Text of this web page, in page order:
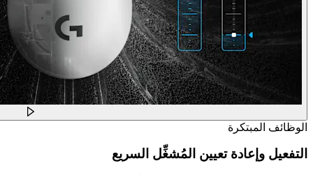
الوظائف المبتكرة
التفعيل وإعادة تعيين المُشغِّل السريع